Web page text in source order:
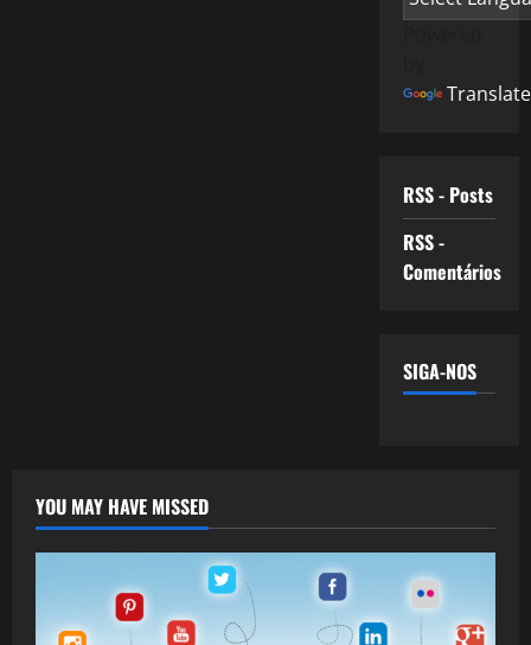
Translate
RSS - Posts
RSS -
Comentários
SIGA-NOS
YOU MAY HAVE MISSED